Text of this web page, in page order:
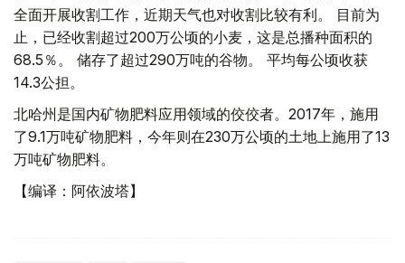
全面开展收割工作，近期天气也对收割比较有利。 目前为
止，已经收割超过200万公顷的小麦，这是总播种面积的
68.5％。 储存了超过290万吨的谷物。 平均每公顷收获
14.3公担。
北哈州是国内矿物肥料应用领域的佼佼者。2017年，施用
了9.1万吨矿物肥料，今年则在230万公顷的土地上施用了13
万吨矿物肥料。
【编译：阿依波塔】